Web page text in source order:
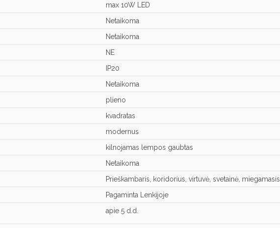
max 10W LED
Netaikoma
Netaikoma
NE
IP20
Netaikoma
plieno
kvadratas
modernus
kilnojamas lempos gaubtas
Netaikoma
Prieškambaris, koridorius, virtuvė, svetainė, miegamasis
Pagaminta Lenkijoje
apie 5 d.d.